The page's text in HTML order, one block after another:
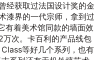
经获取过法国设计奖的金
漆界的一代宗师，拿到过
有着美术馆同款的墙面效
次。卡百利的产品线包
等好几个系列，也有